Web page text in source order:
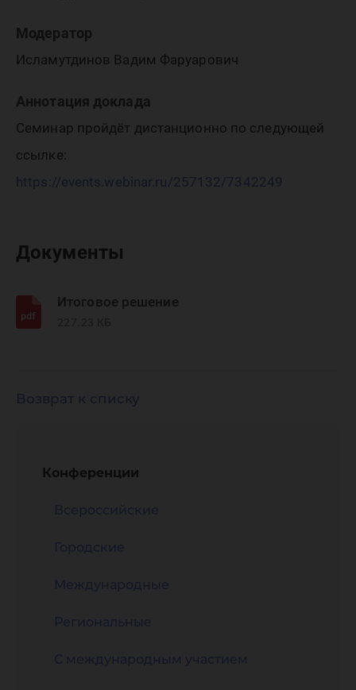
Модератор
Исламутдинов Вадим Фаруарович
Аннотация доклада
Семинар пройдёт дистанционно по следующей
ссылке:
https://events.webinar.ru/257132/7342249
Документы
Итоговое решение
Возврат к списку
Конференции